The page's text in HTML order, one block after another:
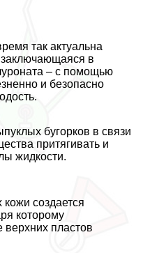
так актуальна
в
– с помощью
и безопасно
бугорков в связи
притягивать и
жидкости.
создается
которому
верхних пластов